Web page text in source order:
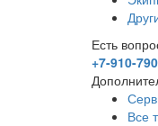
Есть
+7-910-
Все